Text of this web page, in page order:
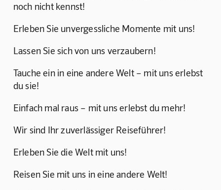
noch nicht kennst!
Erleben Sie unvergessliche Momente mit uns!
Lassen Sie sich von uns verzaubern!
Tauche ein in eine andere Welt – mit uns erlebst
du sie!
Einfach mal raus – mit uns erlebst du mehr!
Wir sind Ihr zuverlässiger Reiseführer!
Erleben Sie die Welt mit uns!
Reisen Sie mit uns in eine andere Welt!